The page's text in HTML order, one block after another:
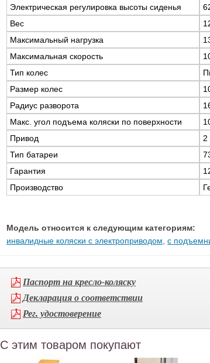
Электрическая регулировка высоты сиденья
Вес
Максимальный нагрузка
Максимальная скорость
Тип колес
Размер колес
Радиус разворота
Макс. угол подъема коляски по поверхности
Привод
2
Тип батареи
Гарантия
Производство
Модель относится к следующим категориям:
инвалидные коляски с электроприводом с
Паспорт на кресло-коляску
Декларация о соответствии
Рег. удостоверение
С этим товаром покупают